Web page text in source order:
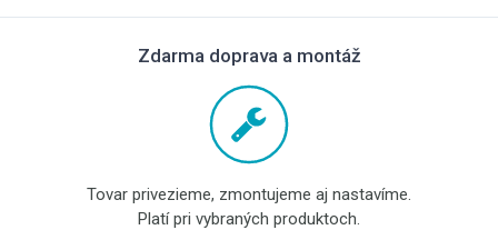
Zdarma doprava a montáž
Tovar privezieme, zmontujeme aj nastavíme.
Platí pri vybraných produktoch.